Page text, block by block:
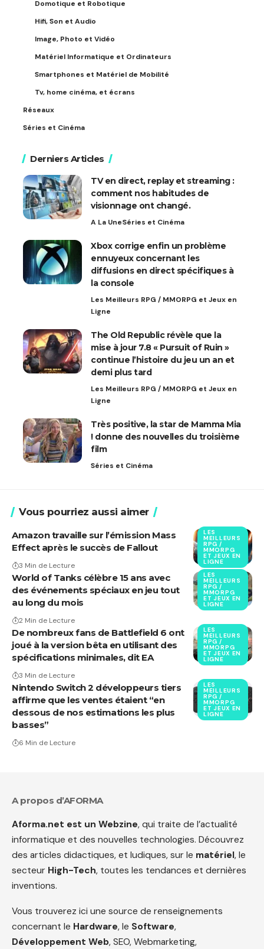
Domotique et Robotique
Hifi, Son et Audio
Image, Photo et Vidéo
Matériel Informatique et Ordinateurs
Smartphones et Matériel de Mobilité
Tv, home cinéma, et écrans
Réseaux
Séries et Cinéma
Derniers Articles
TV en direct, replay et streaming :
comment nos habitudes de
visionnage ont changé.
A La UneSéries et Cinéma
Xbox corrige enfin un problème
ennuyeux concernant les
diffusions en direct spécifiques à
la console
Les Meilleurs RPG / MMORPG et Jeux en
Ligne
The Old Republic révèle que la
mise à jour 7.8 « Pursuit of Ruin »
continue l’histoire du jeu un an et
demi plus tard
Les Meilleurs RPG / MMORPG et Jeux en
Ligne
Très positive, la star de Mamma Mia
! donne des nouvelles du troisième
film
Séries et Cinéma
Vous pourriez aussi aimer
LES
MEILLEURS
RPG /
MMORPG
ET JEUX EN
LIGNE
Amazon travaille sur l’émission Mass
Effect après le succès de Fallout
3 Min de Lecture
LES
MEILLEURS
RPG /
MMORPG
ET JEUX EN
LIGNE
World of Tanks célèbre 15 ans avec
des événements spéciaux en jeu tout
au long du mois
2 Min de Lecture
LES
MEILLEURS
RPG /
MMORPG
ET JEUX EN
LIGNE
De nombreux fans de Battlefield 6 ont
joué à la version bêta en utilisant des
spécifications minimales, dit EA
3 Min de Lecture
LES
MEILLEURS
RPG /
MMORPG
ET JEUX EN
LIGNE
Nintendo Switch 2 développeurs tiers
affirme que les ventes étaient “en
dessous de nos estimations les plus
basses”
6 Min de Lecture
A propos d’AFORMA
Aforma.net est un Webzine, qui traite de l’actualité
informatique et des nouvelles technologies. Découvrez
des articles didactiques, et ludiques, sur le matériel, le
secteur High-Tech, toutes les tendances et dernières
inventions.
Vous trouverez ici une source de renseignements
concernant le Hardware, le Software,
Développement Web, SEO, Webmarketing,